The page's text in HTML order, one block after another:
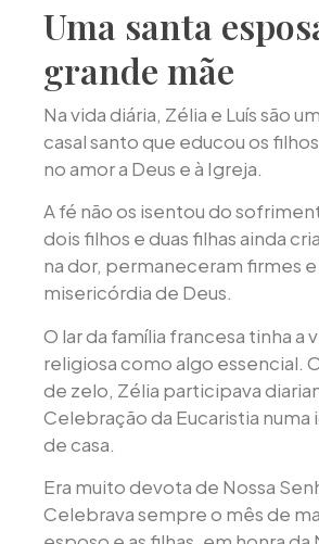
Uma santa
grande mãe
Na vida diária, Zélia e Luís são
casal santo que educou os
no amor a Deus e à Igreja.
A fé não os isentou do
dois filhos e duas filhas ainda
na dor, permaneceram firmes
misericórdia de Deus.
O lar da família francesa tinha a
religiosa como algo essencial.
de zelo, Zélia participava
Celebração da Eucaristia numa
de casa.
Era muito devota de Nossa
Celebrava sempre o mês de